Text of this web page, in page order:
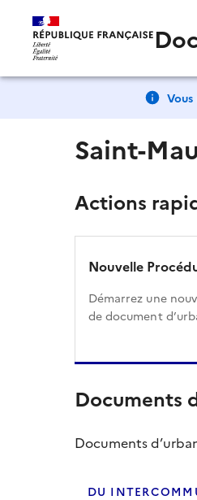
Saint-
Actions
Nouvelle
Démarrez une
de document
Documents
Documents
DU